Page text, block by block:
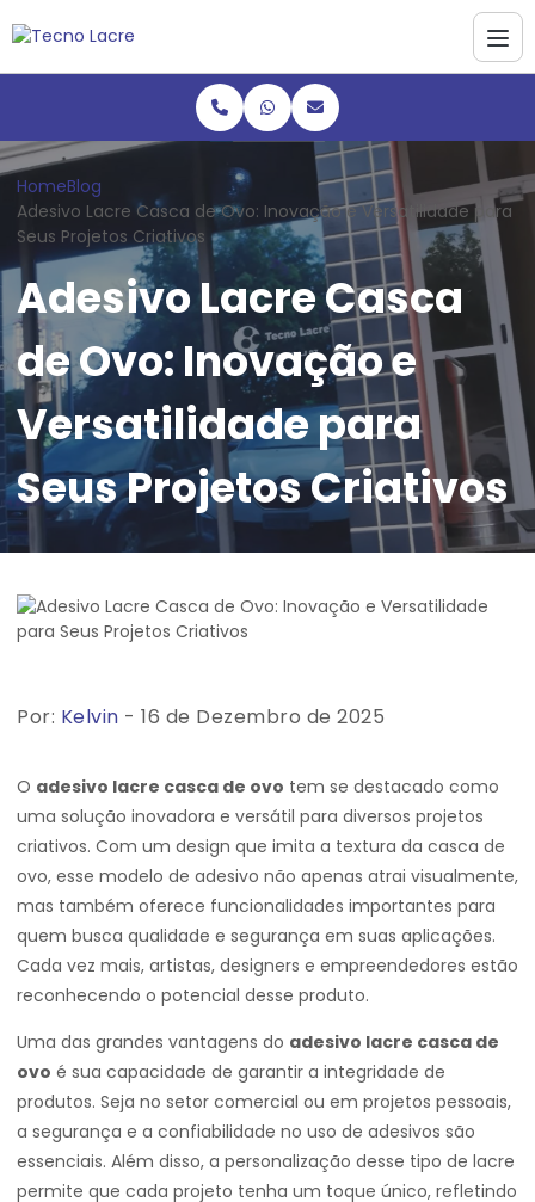
HomeBlog
Adesivo Lacre Casca de Ovo: Inovação e Versatilidade para
Seus Projetos Criativos
Adesivo Lacre Casca
de Ovo: Inovação e
Versatilidade para
Seus Projetos Criativos
Por: Kelvin - 16 de Dezembro de 2025
O adesivo lacre casca de ovo tem se destacado como
uma solução inovadora e versátil para diversos projetos
criativos. Com um design que imita a textura da casca de
ovo, esse modelo de adesivo não apenas atrai visualmente,
mas também oferece funcionalidades importantes para
quem busca qualidade e segurança em suas aplicações.
Cada vez mais, artistas, designers e empreendedores estão
reconhecendo o potencial desse produto.
Uma das grandes vantagens do adesivo lacre casca de
ovo é sua capacidade de garantir a integridade de
produtos. Seja no setor comercial ou em projetos pessoais,
a segurança e a confiabilidade no uso de adesivos são
essenciais. Além disso, a personalização desse tipo de lacre
permite que cada projeto tenha um toque único, refletindo